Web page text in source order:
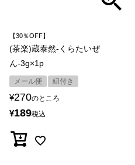
【30％OFF】
(茶楽)蔵泰然-くらたいぜ
ん-3g×1p
メール便 紐付き
¥270のところ
¥189税込